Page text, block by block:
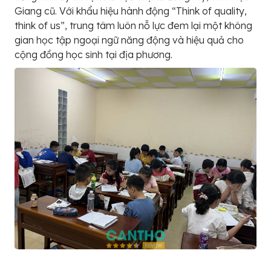
Giang cũ. Với khẩu hiệu hành động “Think of quality,
think of us”, trung tâm luôn nỗ lực đem lại một không
gian học tập ngoại ngữ năng động và hiệu quả cho
cộng đồng học sinh tại địa phương.